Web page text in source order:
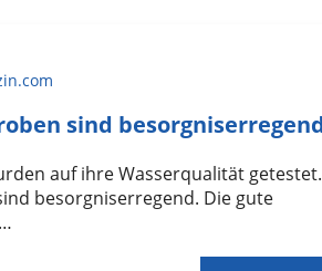
sind
auf ihre Wasserqualität getestet.
besorgniserregend. Die gute